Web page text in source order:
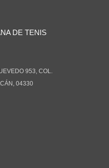
DE TENIS
953, COL.
04330